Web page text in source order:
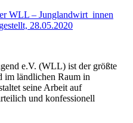
WLL – Junglandwirt_innen
28.05.2020
e.V. (WLL) ist der größte
im ländlichen Raum in
seine Arbeit auf
und konfessionell